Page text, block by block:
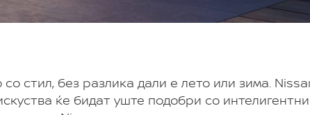
стил, бeз разлика дали е лето или зима.
ќе бидат уште подобри со